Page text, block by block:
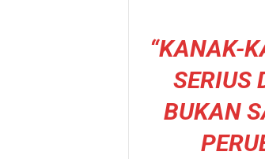
“KANAK-
SERIUS
BUKAN